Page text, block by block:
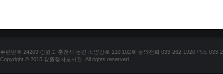
우편번호 24209 강원도 춘천시 동면 소양강로 110 102호 문의전화 033-262-1920 팩스 033-
Copyright © 2015 강원점자도서관. All rights reserved.